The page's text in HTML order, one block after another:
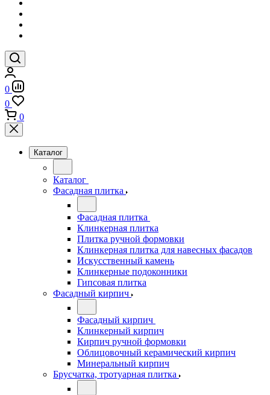
0
0
0
Каталог
Каталог
Фасадная плитка
Фасадная плитка
Клинкерная плитка
Плитка ручной формовки
Клинкерная плитка для навесных фасадов
Искусственный камень
Клинкерные подоконники
Гипсовая плитка
Фасадный кирпич
Фасадный кирпич
Клинкерный кирпич
Кирпич ручной формовки
Облицовочный керамический кирпич
Минеральный кирпич
Брусчатка, тротуарная плитка